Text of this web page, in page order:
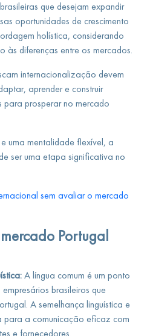
que desejam expandir
oportunidades de crescimento
holística, considerando
às diferenças entre os mercados.
internacionalização devem
aprender e construir
para prosperar no mercado
uma mentalidade flexível, a
ser uma etapa significativa no
sem avaliar o mercado
Portugal
A língua comum é um ponto
brasileiros que
A semelhança linguística e
para a comunicação eficaz com
e fornecedores.